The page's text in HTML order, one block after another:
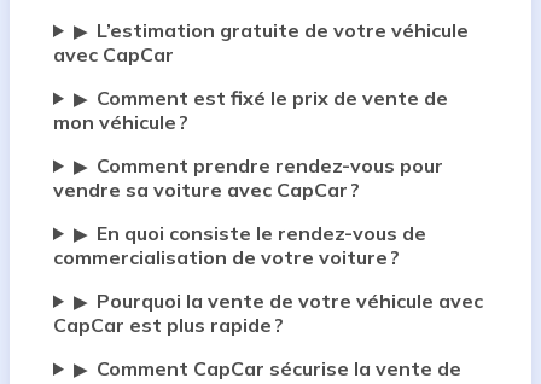
▶ L’estimation gratuite de votre véhicule
avec CapCar
▶ Comment est fixé le prix de vente de
mon véhicule ?
▶ Comment prendre rendez-vous pour
vendre sa voiture avec CapCar ?
▶ En quoi consiste le rendez-vous de
commercialisation de votre voiture ?
▶ Pourquoi la vente de votre véhicule avec
CapCar est plus rapide ?
▶ Comment CapCar sécurise la vente de